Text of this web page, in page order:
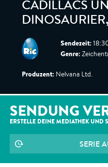
CADILLACS
DINOSAURIER,
Sendezeit:
Genre:
Produzent: Nelvana Ltd.
SENDUNG
ERSTELLE DEINE MEDIATHEK UND
SERIE